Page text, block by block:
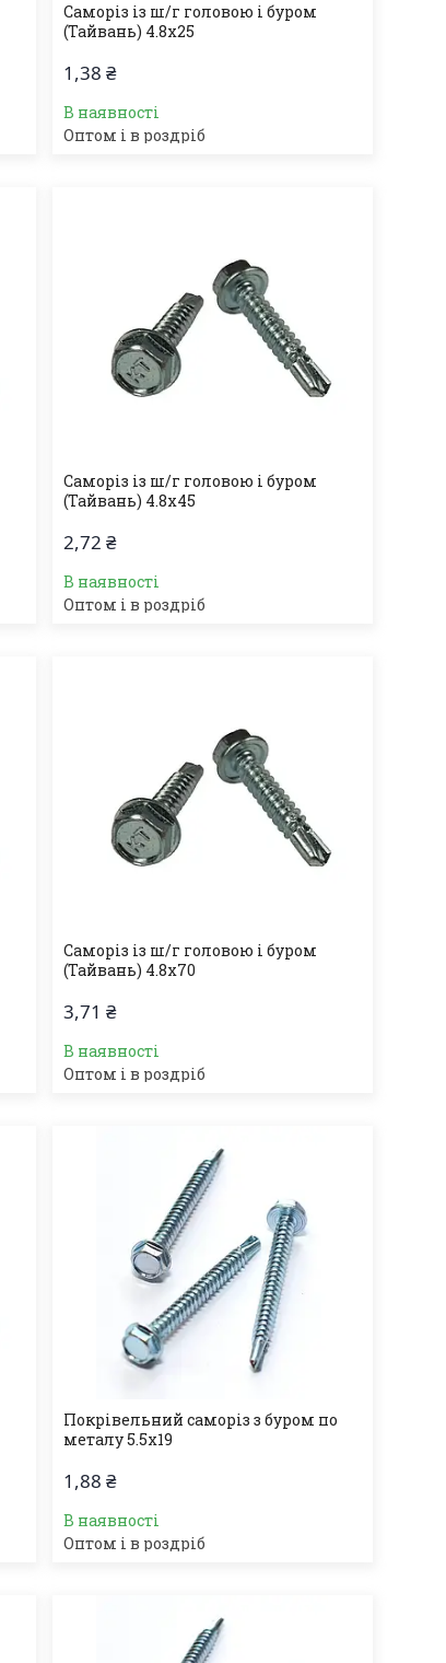
Саморіз із ш/г головою і буром
(Тайвань) 4.8х25
1,38 ₴
В наявності
Оптом і в роздріб
Саморіз із ш/г головою і буром
(Тайвань) 4.8х45
2,72 ₴
В наявності
Оптом і в роздріб
Саморіз із ш/г головою і буром
(Тайвань) 4.8х70
3,71 ₴
В наявності
Оптом і в роздріб
Покрівельний саморіз з буром по
металу 5.5х19
1,88 ₴
В наявності
Оптом і в роздріб